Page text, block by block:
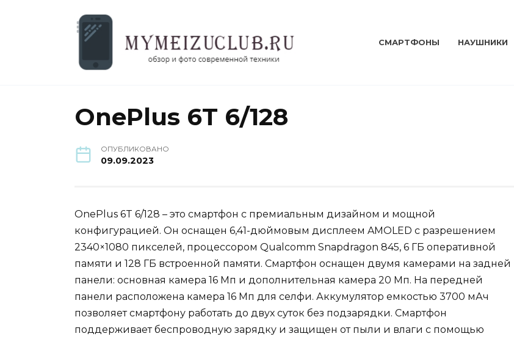
СМАРТФОНЫ НАУШНИКИ
OnePlus 6T 6/128
ОПУБЛИКОВАНО
09.09.2023
OnePlus 6T 6/128 – это смартфон с премиальным дизайном и мощной
конфигурацией. Он оснащен 6,41-дюймовым дисплеем AMOLED с разрешением
2340×1080 пикселей, процессором Qualcomm Snapdragon 845, 6 ГБ оперативной
памяти и 128 ГБ встроенной памяти. Смартфон оснащен двумя камерами на задней
панели: основная камера 16 Мп и дополнительная камера 20 Мп. На передней
панели расположена камера 16 Мп для селфи. Аккумулятор емкостью 3700 мАч
позволяет смартфону работать до двух суток без подзарядки. Смартфон
поддерживает беспроводную зарядку и защищен от пыли и влаги с помощью